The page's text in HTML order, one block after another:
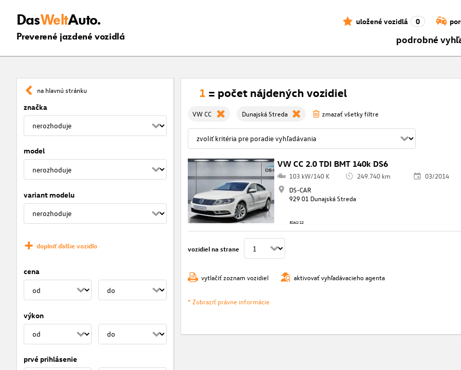
DasWeltAuto.
Preverené jazdené vozidlá
uložené vozidlá 0
podrobné
na hlavnú stránku
značka
model
variant modelu
doplniť ďalšie vozidlo
cena
výkon
prvé prihlásenie
1 = počet nájdených vozidiel
VW CC Dunajská Streda zmazať všetky filtre
VW CC 2.0 TDI BMT 140k DS6
103 kW/140 K 249.740 km
03/2014
DS-CAR
929 01 Dunajská Streda
8161/12
vozidiel na strane
vytlačiť zoznam vozidiel aktivovať vyhľadávacieho agenta
* Zobraziť právne informácie